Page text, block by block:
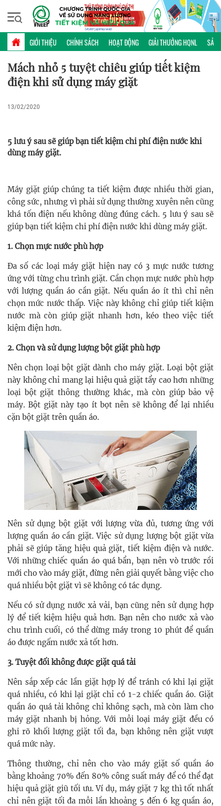
GIỚI THIỆU CHÍNH SÁCH HOẠT ĐỘNG GIẢI THƯỞNG HQNL SẢN
Thứ năm, 06/08/2026 | 09:09 GMT+7
MẸO HỮU ÍCH
Mách nhỏ 5 tuyệt chiêu giúp tiết kiệm
điện khi sử dụng máy giặt
13/02/2020
5 lưu ý sau sẽ giúp bạn tiết kiệm chi phí điện nước khi
dùng máy giặt.
Máy giặt giúp chúng ta tiết kiệm được nhiều thời gian,
công sức, nhưng vì phải sử dụng thường xuyên nên cũng
khá tốn điện nếu không dùng đúng cách. 5 lưu ý sau sẽ
giúp bạn tiết kiệm chi phí điện nước khi dùng máy giặt.
1. Chọn mực nước phù hợp
Đa số các loại máy giặt hiện nay có 3 mực nước tương
ứng với từng chu trình giặt. Cần chọn mực nước phù hợp
với lượng quần áo cần giặt. Nếu quần áo ít thì chỉ nên
chọn mức nước thấp. Việc này không chỉ giúp tiết kiệm
nước mà còn giúp giặt nhanh hơn, kéo theo việc tiết
kiệm điện hơn.
2. Chọn và sử dụng lượng bột giặt phù hợp
Nên chọn loại bột giặt dành cho máy giặt. Loại bột giặt
này không chỉ mang lại hiệu quả giặt tẩy cao hơn những
loại bột giặt thông thường khác, mà còn giúp bảo vệ
máy. Bột giặt này tạo ít bọt nên sẽ không để lại nhiều
cặn bột giặt trên quần áo.
Nên sử dụng bột giặt với lượng vừa đủ, tương ứng với
lượng quần áo cần giặt. Việc sử dụng lượng bột giặt vừa
phải sẽ giúp tăng hiệu quả giặt, tiết kiệm điện và nước.
Với những chiếc quần áo quá bẩn, bạn nên vò trước rồi
mới cho vào máy giặt, đừng nên giải quyết bằng việc cho
quá nhiều bột giặt vì sẽ không có tác dụng.
Nếu có sử dụng nước xả vải, bạn cũng nên sử dụng hợp
lý để tiết kiệm hiệu quả hơn. Bạn nên cho nước xả vào
chu trình cuối, có thể dừng máy trong 10 phút để quần
áo được ngấm nước xả tốt hơn.
3. Tuyệt đối không được giặt quá tải
Nên sắp xếp các lần giặt hợp lý để tránh có khi lại giặt
quá nhiều, có khi lại giặt chỉ có 1-2 chiếc quần áo. Giặt
quần áo quá tải không chỉ không sạch, mà còn làm cho
máy giặt nhanh bị hỏng. Với mỗi loại máy giặt đều có
ghi rõ khối lượng giặt tối đa, bạn không nên giặt vượt
quá mức này.
Thông thường, chỉ nên cho vào máy giặt số quần áo
bằng khoảng 70% đến 80% công suất máy để có thể đạt
hiệu quả giặt giũ tối ưu. Ví dụ, máy giặt 7 kg thì tốt nhất
chỉ nên giặt tối đa mỗi lần khoảng 5 đến 6 kg quần áo,